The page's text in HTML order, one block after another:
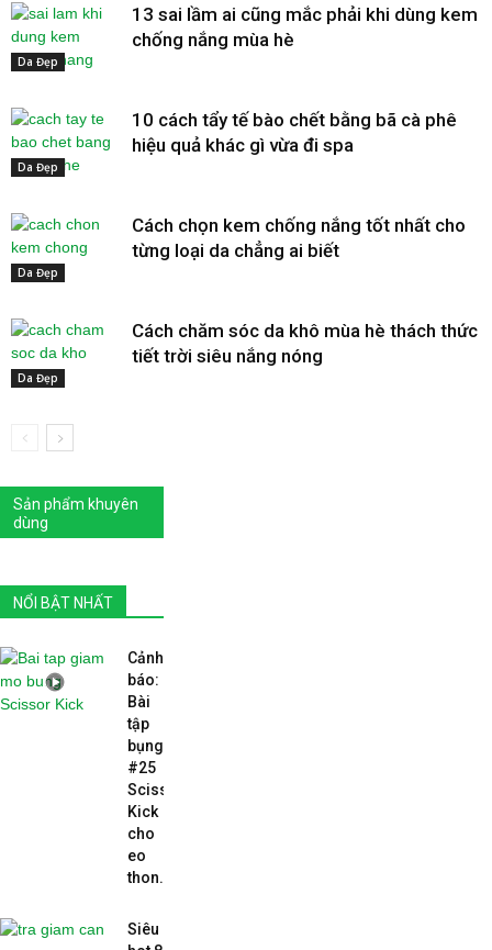
Da Đẹp
13 sai lầm ai cũng mắc phải khi dùng kem
chống nắng mùa hè
Da Đẹp
10 cách tẩy tế bào chết bằng bã cà phê
hiệu quả khác gì vừa đi spa
Da Đẹp
Cách chọn kem chống nắng tốt nhất cho
từng loại da chẳng ai biết
Da Đẹp
Cách chăm sóc da khô mùa hè thách thức
tiết trời siêu nắng nóng
Sản phẩm khuyên
dùng
NỔI BẬT NHẤT
Cảnh
báo:
Bài
tập
bụng
#25
Scissor
Kick
cho
eo
thon...
Siêu